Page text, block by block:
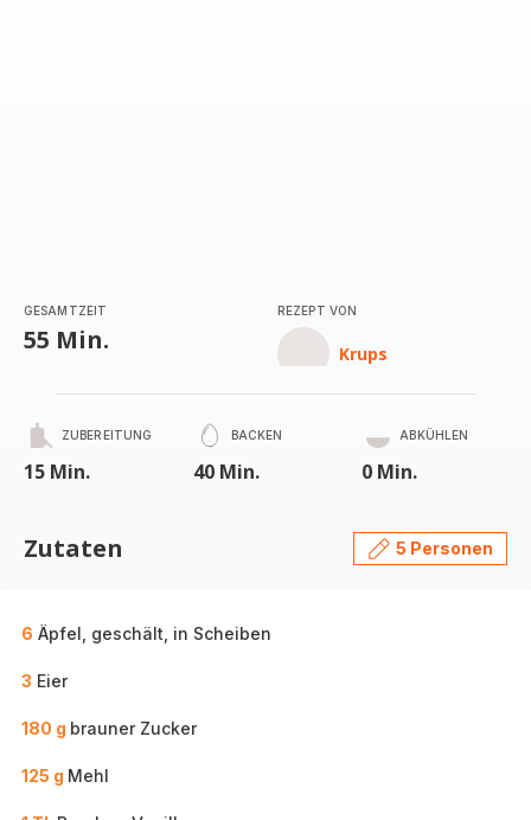
GESAMTZEIT
55 Min.
REZEPT VON
Krups
ZUBEREITUNG
15 Min.
BACKEN
40 Min.
ABKÜHLEN
0 Min.
Zutaten 5 Personen
6 Äpfel, geschält, in Scheiben
3 Eier
180 g brauner Zucker
125 g Mehl